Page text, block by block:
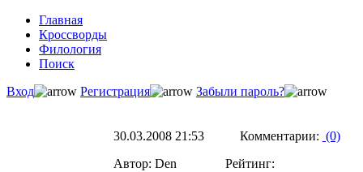
Главная
Кроссворды
Филология
Поиск
Вход
Регистрация Забыли пароль?
30.03.2008 21:53 Комментарии: (0)
Автор: Den Рейтинг: